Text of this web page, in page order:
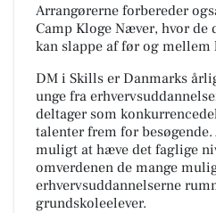
Arrangørerne forbereder
Camp Kloge Næver, hvor de
kan slappe af før og mellem
DM i Skills er Danmarks
unge fra
deltager som
talenter frem for
muligt at hæve det faglige
omverdenen de mange
erhvervsuddannelserne
grundskoleelever.